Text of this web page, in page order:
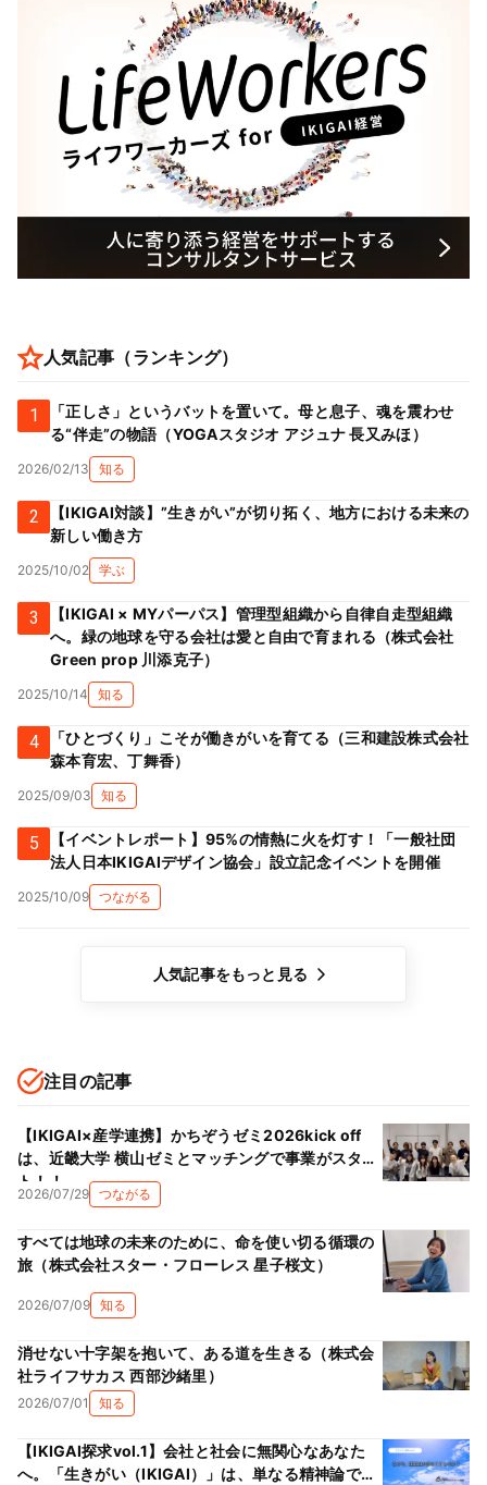
人気記事（ランキング）
1
「正しさ」というバットを置いて。母と息子、魂を震わせ
る“伴走”の物語（YOGAスタジオ アジュナ 長又みほ）
2026/02/13 知る
2
【IKIGAI対談】”生きがい”が切り拓く、地方における未来の
新しい働き方
2025/10/02 学ぶ
3
【IKIGAI × MYパーパス】管理型組織から自律自走型組織
へ。緑の地球を守る会社は愛と自由で育まれる（株式会社
Green prop 川添克子）
2025/10/14 知る
4
「ひとづくり」こそが働きがいを育てる（三和建設株式会社
森本育宏、丁舞香）
2025/09/03 知る
5
【イベントレポート】95%の情熱に火を灯す！「一般社団
法人日本IKIGAIデザイン協会」設立記念イベントを開催
2025/10/09 つながる
人気記事をもっと見る
注目の記事
【IKIGAI×産学連携】かちぞうゼミ2026kick off
は、近畿大学 横山ゼミとマッチングで事業がスター
ト！！
2026/07/29 つながる
すべては地球の未来のために、命を使い切る循環の
旅（株式会社スター・フローレス 星子桜文）
2026/07/09 知る
消せない十字架を抱いて、ある道を生きる（株式会
社ライフサカス 西部沙緒里）
2026/07/01 知る
【IKIGAI探求vol.1】会社と社会に無関心なあなた
へ。「生きがい（IKIGAI）」は、単なる精神論では